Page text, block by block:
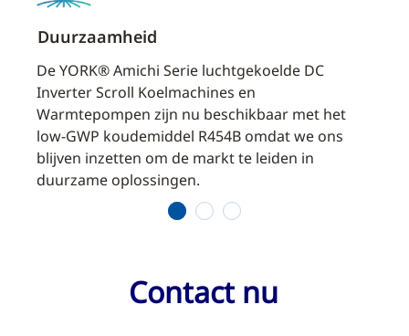
Duurzaamheid
De YORK® Amichi Serie luchtgekoelde DC
Inverter Scroll Koelmachines en
Warmtepompen zijn nu beschikbaar met het
low-GWP koudemiddel R454B omdat we ons
blijven inzetten om de markt te leiden in
duurzame oplossingen.
Contact nu